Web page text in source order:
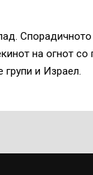
Спорадичното
на огнот
групи и Израел.